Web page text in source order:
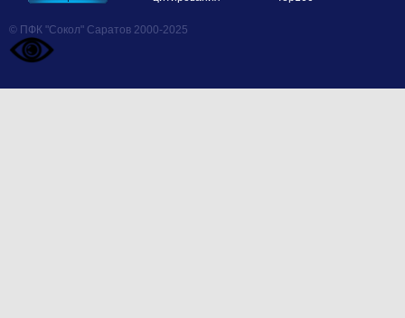
© ПФК "Сокол" Саратов 2000-2025